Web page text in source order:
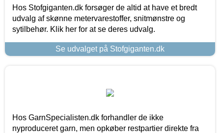
Hos Stofgiganten.dk forsøger de altid at have et bredt
udvalg af skønne metervarestoffer, snitmønstre og
sytilbehør. Klik her for at se deres udvalg.
Se udvalget på Stofgiganten.dk
Hos GarnSpecialisten.dk forhandler de ikke
nyproduceret garn, men opkøber restpartier direkte fra